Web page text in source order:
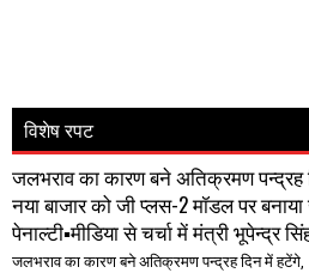
विशेष रपट
जलभराव का कारण बने अतिक्रमण पन्द्रह
नया बाजार को जी प्लस-2 मॉडल पर
पेनाल्टी▪️मीडिया से चर्चा में मंत्री भूपेन्द्र
जलभराव का कारण बने अतिक्रमण पन्द्रह दिन में हटेंगे,